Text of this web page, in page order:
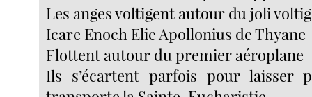
Les anges voltigent autour du joli
Icare Enoch Elie Apollonius de Thyane
Flottent autour du premier aéroplane
Ils s’écartent parfois pour laisser